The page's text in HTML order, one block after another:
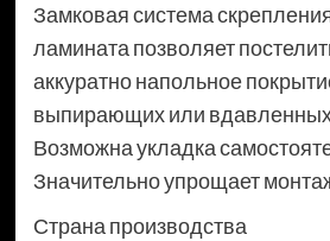
Замковая система
ламината позволяет
аккуратно напольное
выпирающих или вдавленных
Возможна укладка
Значительно упрощает
Страна производства